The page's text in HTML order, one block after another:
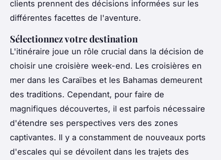
clients prennent des décisions informées sur les
différentes facettes de l'aventure.
Sélectionnez votre destination
L'itinéraire joue un rôle crucial dans la décision de
choisir une croisière week-end. Les croisières en
mer dans les Caraïbes et les Bahamas demeurent
des traditions. Cependant, pour faire de
magnifiques découvertes, il est parfois nécessaire
d'étendre ses perspectives vers des zones
captivantes. Il y a constamment de nouveaux ports
d'escales qui se dévoilent dans les trajets des